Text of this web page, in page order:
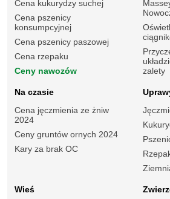
Cena kukurydzy suchej
Cena pszenicy
konsumpcyjnej
Cena pszenicy paszowej
Cena rzepaku
Ceny nawozów
zalety
Na czasie
Cena jęczmienia ze żniw
2024
Ceny gruntów ornych 2024
Kary za brak OC
Wieś